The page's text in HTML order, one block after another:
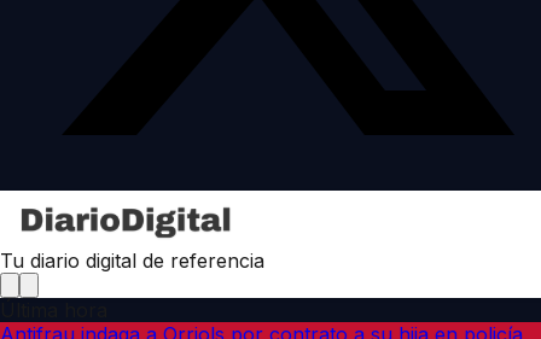
Tu diario digital de referencia
Antifrau indaga a Orriols por contrato a su hija en policía